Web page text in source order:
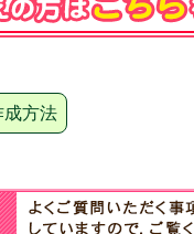
成方法